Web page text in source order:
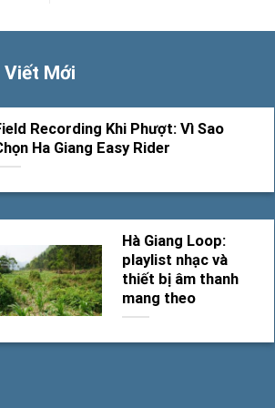
Viết Mới
Recording Khi Phượt: Vì Sao
Ha Giang Easy Rider
Hà Giang Loop:
playlist nhạc và
thiết bị âm thanh
mang theo